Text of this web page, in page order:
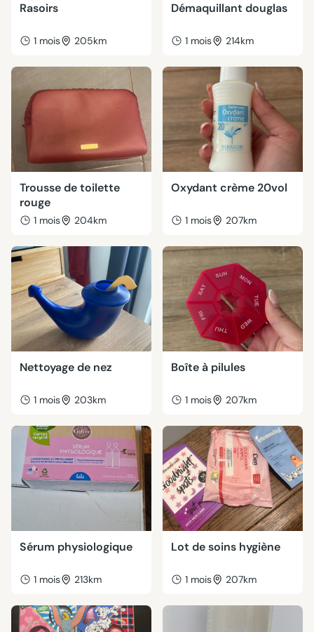
Rasoirs
1 mois 205km
Démaquillant douglas
1 mois 214km
Trousse de toilette
rouge
1 mois 204km
Oxydant crème 20vol
1 mois 207km
Nettoyage de nez
1 mois 203km
Boîte à pilules
1 mois 207km
Sérum physiologique
1 mois 213km
Lot de soins hygiène
1 mois 207km